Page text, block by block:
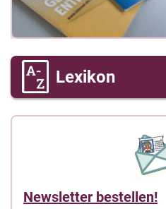
Lexikon
Newsletter bestellen!